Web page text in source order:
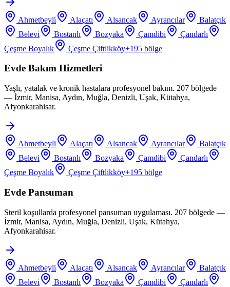
Ahmetbeyli Alaçatı Alsancak Ayrancılar
Balatçık
Belevi
Bostanlı Bozyaka Çamdibi
Çandarlı
Çeşme Boyalık
Çeşme Çiftlikköy+195 bölge
Evde Bakım Hizmetleri
Yaşlı, yatalak ve kronik hastalara profesyonel bakım. 207 bölgede
— İzmir, Manisa, Aydın, Muğla, Denizli, Uşak, Kütahya,
Afyonkarahisar.
Ahmetbeyli Alaçatı Alsancak Ayrancılar
Balatçık
Belevi
Bostanlı Bozyaka Çamdibi
Çandarlı
Çeşme Boyalık
Çeşme Çiftlikköy+195 bölge
Evde Pansuman
Steril koşullarda profesyonel pansuman uygulaması. 207 bölgede —
İzmir, Manisa, Aydın, Muğla, Denizli, Uşak, Kütahya,
Afyonkarahisar.
Ahmetbeyli Alaçatı Alsancak Ayrancılar
Balatçık
Belevi
Bostanlı Bozyaka Çamdibi
Çandarlı